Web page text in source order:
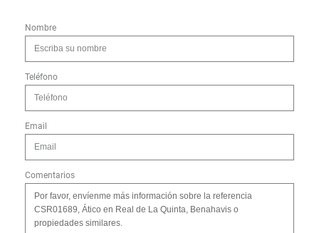
Nombre
Teléfono
Email
Comentarios